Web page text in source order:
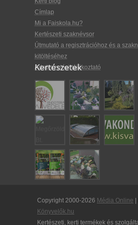
Címlap
Mi a Faiskola.hu?
Kertészeti szaknévsor
Útmutató a regisztrációhoz és a
kitöltéséhez
Adatkezelési tájékoztató
Kertészetek
Copyright 2000-2026 Média Online
Könyvelők.hu
Kertészeti, kerti termékek és